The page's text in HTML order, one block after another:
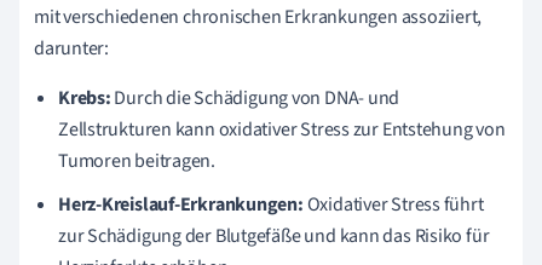
mit verschiedenen chronischen Erkrankungen assoziiert,
darunter:
Krebs:Durch die Schädigung von DNA- und
Zellstrukturen kann oxidativer Stress zur Entstehung von
Tumoren beitragen.
Herz-Kreislauf-Erkrankungen:Oxidativer Stress führt
zur Schädigung der Blutgefäße und kann das Risiko für